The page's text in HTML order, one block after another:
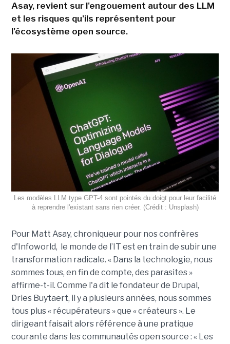
Asay, revient sur l'engouement autour des LLM
et les risques qu'ils représentent pour
l'écosystème open source.
Les modèles LLM type GPT-4 sont pointés du doigt pour leur facilité
à reprendre l'existant sans rien créer. (Crédit : Unsplash)
Pour Matt Asay, chroniqueur pour nos confrères
d'Infoworld, le monde de l’IT est en train de subir une
transformation radicale. « Dans la technologie, nous
sommes tous, en fin de compte, des parasites »
affirme-t-il. Comme l'a dit le fondateur de Drupal,
Dries Buytaert, il y a plusieurs années, nous sommes
tous plus « récupérateurs » que « créateurs ». Le
dirigeant faisait alors référence à une pratique
courante dans les communautés open source : « Les